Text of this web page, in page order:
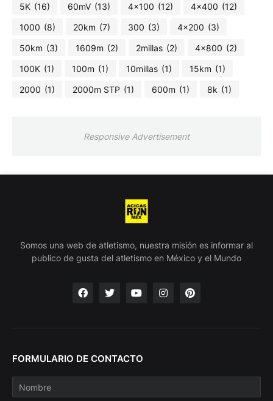
5K (16) 60mV (13) 4x100 (12) 4x400 (12)
1000 (8) 20km (7) 300 (3) 4x200 (3)
50km (3) 1609m (2) 2millas (2) 4x800 (2)
100K (1) 100m (1) 10millas (1) 15km (1)
2000 (1) 2000m STP (1) 600m (1) 8k (1)
Responsive Advertisement
Somos una web de atletismo, nuestra misión es informar al
publico de gusta del atletismo en México y el Mundo
FORMULARIO DE CONTACTO